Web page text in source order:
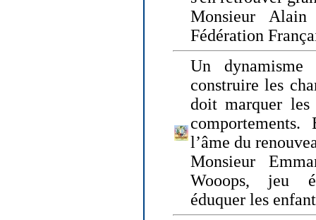
Monsieur
Fédération
Un dynamisme
construire les
doit marquer les
l’âme du
Monsieur
Wooops, jeu
éduquer les